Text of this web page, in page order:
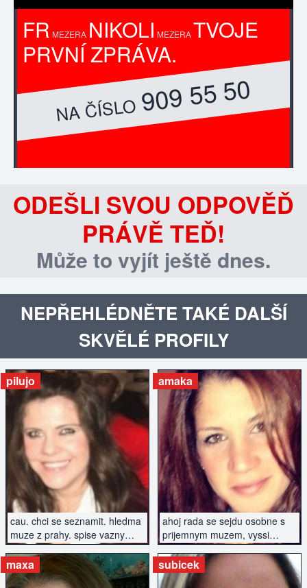
FR MEZERA NIKOLI MEZERATVOJE
PRVNÍ ZPRÁVA.
NA ČÍSLO909 55 50
ODEŠLI SVOU ODPOVĚĎ
PRÁVĚ TEĎ!
Může to vyjít ještě dnes.
NEPŘEHLÉDNĚTE TAKÉ DALŠÍ
SKVĚLÉ PROFILY
cau. chci se seznamit. hledma
muze z prahy. spise vazny
vztah.
pilujo
ZOBRAZIT INZERÁT
ahoj rada se sejdu osobne s
prijemnym muzem, vyssi
postavy, urcite nekurak
amaka
ZOBRAZIT INZERÁT
maxa subicek